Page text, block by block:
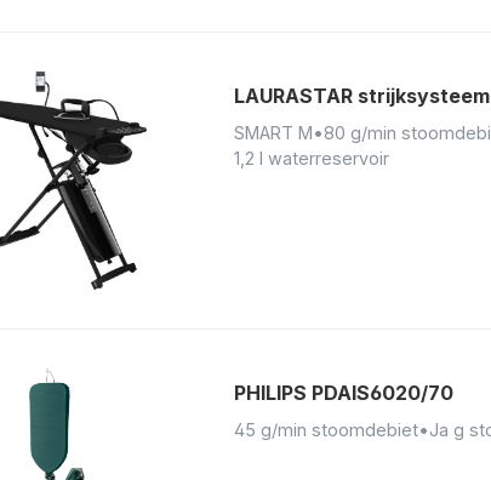
LAURASTAR
SMART M•80 g/min
1,2 l waterreservoir
PHILIPS PDAIS6020/70
45 g/min stoomdebiet•Ja g